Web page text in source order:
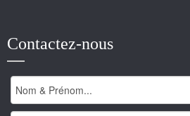
Contactez-nous